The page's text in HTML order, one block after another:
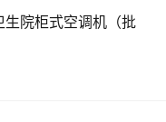
生院柜式空调机（批